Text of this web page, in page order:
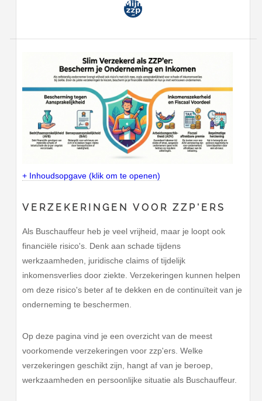
+ Inhoudsopgave (klik om te openen)
VERZEKERINGEN VOOR ZZP'ERS
Als Buschauffeur heb je veel vrijheid, maar je loopt ook
financiële risico's. Denk aan schade tijdens
werkzaamheden, juridische claims of tijdelijk
inkomensverlies door ziekte. Verzekeringen kunnen helpen
om deze risico's beter af te dekken en de continuïteit van je
onderneming te beschermen.
Op deze pagina vind je een overzicht van de meest
voorkomende verzekeringen voor zzp'ers. Welke
verzekeringen geschikt zijn, hangt af van je beroep,
werkzaamheden en persoonlijke situatie als Buschauffeur.